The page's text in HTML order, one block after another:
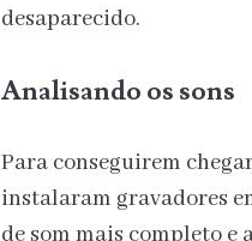
desaparecido.
Analisando os sons
Para conseguirem
instalaram gravadores